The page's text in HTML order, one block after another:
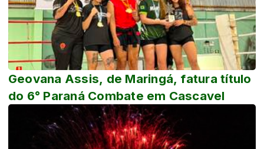
Geovana Assis, de Maringá, fatura título
do 6° Paraná Combate em Cascavel